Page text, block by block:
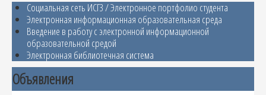
Социальная сеть ИСГЗ / Электронное портфолио студента
Электронная информационная образовательная среда
Введение в работу с электронной информационной
образовательной средой
Электронная библиотечная система
Объявления